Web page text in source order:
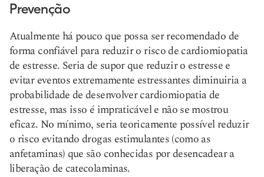
Prevenção
Atualmente há pouco que possa ser recomendado de
forma confiável para reduzir o risco de cardiomiopatia
de estresse. Seria de supor que reduzir o estresse e
evitar eventos extremamente estressantes diminuiria a
probabilidade de desenvolver cardiomiopatia de
estresse, mas isso é impraticável e não se mostrou
eficaz. No mínimo, seria teoricamente possível reduzir
o risco evitando drogas estimulantes (como as
anfetaminas) que são conhecidas por desencadear a
liberação de catecolaminas.